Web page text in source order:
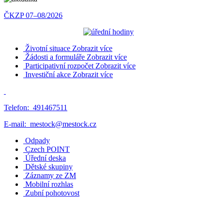
ČKZP 07–08/2026
Životní situace Zobrazit více
Žádosti a formuláře Zobrazit více
Participativní rozpočet Zobrazit více
Investiční akce Zobrazit více
Telefon: 491467511
E-mail: mestock@mestock.cz
Odpady
Czech POINT
Úřední deska
Dětské skupiny
Záznamy ze ZM
Mobilní rozhlas
Zubní pohotovost